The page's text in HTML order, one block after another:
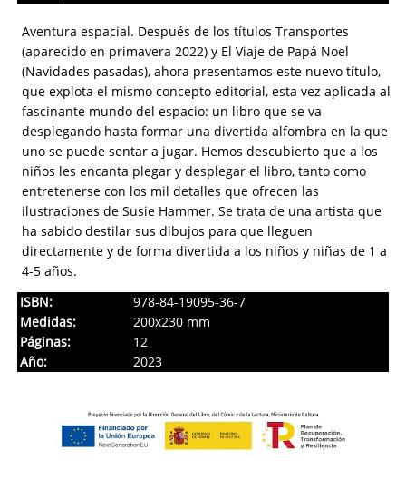
Aventura espacial. Después de los títulos Transportes
(aparecido en primavera 2022) y El Viaje de Papá Noel
(Navidades pasadas), ahora presentamos este nuevo título,
que explota el mismo concepto editorial, esta vez aplicada al
fascinante mundo del espacio: un libro que se va
desplegando hasta formar una divertida alfombra en la que
uno se puede sentar a jugar. Hemos descubierto que a los
niños les encanta plegar y desplegar el libro, tanto como
entretenerse con los mil detalles que ofrecen las
ilustraciones de Susie Hammer. Se trata de una artista que
ha sabido destilar sus dibujos para que lleguen
directamente y de forma divertida a los niños y niñas de 1 a
4-5 años.
ISBN:
978-84-19095-36-7
Medidas:
200x230 mm
Páginas:
12
Año:
2023